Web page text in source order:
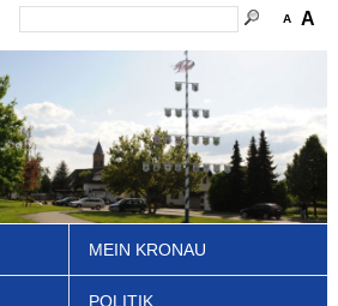
A A
MEIN KRONAU
POLITIK